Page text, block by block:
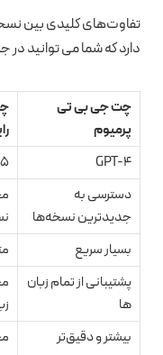
تفاوت‌های کلیدی بین
دارد که شما می توانید در
چت جی بی تی
پرمیوم
GPT-4
دسترسی به
جدیدترین نسخه‌ها
بسیار سریع
پشتیبانی از تمام زبان
ها
بیشتر و دقیق‌تر